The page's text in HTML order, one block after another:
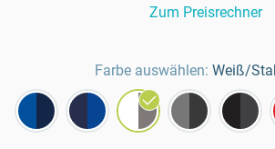
Zum Preisrechner
Farbe auswählen: Weiß/